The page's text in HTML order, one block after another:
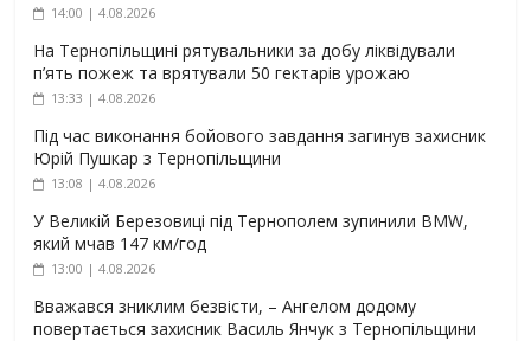
14:00 | 4.08.2026
На Тернопільщині рятувальники за добу ліквідували
п’ять пожеж та врятували 50 гектарів урожаю
13:33 | 4.08.2026
Під час виконання бойового завдання загинув захисник
Юрій Пушкар з Тернопільщини
13:08 | 4.08.2026
У Великій Березовиці під Тернополем зупинили BMW,
який мчав 147 км/год
13:00 | 4.08.2026
Вважався зниклим безвісти, – Ангелом додому
повертається захисник Василь Янчук з Тернопільщини